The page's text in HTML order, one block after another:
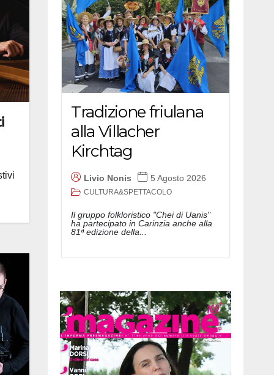
Tradizione friulana
alla Villacher
Kirchtag
Livio Nonis 5 Agosto 2026
CULTURA&SPETTACOLO
Il gruppo folkloristico "Chei di Uanis"
ha partecipato in Carinzia anche alla
81ª edizione della...